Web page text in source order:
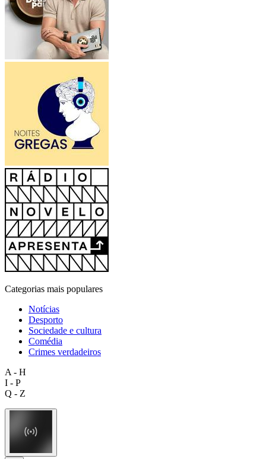
Categorias mais populares
Notícias
Desporto
Sociedade e cultura
Comédia
Crimes verdadeiros
A - H
I - P
Q - Z